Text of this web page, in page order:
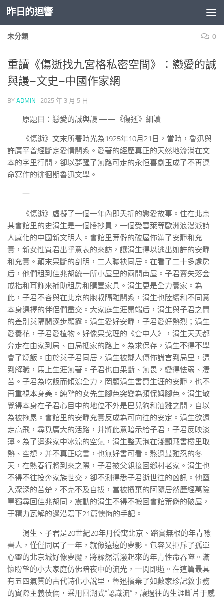
Skip to content
昨日的迴響
未分類 0
重讀《傷逝找九宮格私密空間》：戀愛的誠
與謾–文史–中國作家網
BY ADMIN · 2025 年 3 月 5 日
原題目：戀愛的誠與謾 ——《傷逝》細讀
《傷逝》文末所署時光為1925年10月21日，當時，魯迅與
許廣平曾經斷定愛情關系。愛著的經歷真正的天然地流淌在文
本的字里行間，卻以夢醒了無路可走的永恒喜劇玉成了不再遵
命寫作的徘徊期魯迅文學。
一
《傷逝》虛擬了一個一年內即夭折的戀愛故事。住在北京
某會館里的史涓生是一個謄抄員，一個受雪萊等歐洲浪漫派詩
人感化的中國新文明人。會館里荒僻的破屋佈滿了安靜和充
實，新女性質君出乎意表的來訪，讓涓生得以逃出如許的安靜
和充實。顛末果斷的剖明，二人聯袂同居。在看了二十多處房
后，他們租到佳兆胡統一所小屋里的兩間南屋。子君賣失落金
戒指和耳飾來補助租房和購置家具。涓生更是全力養家。為
此，子君不吝與在北京的胞叔隔離關系，涓生也陸續和不同意
本身選擇的伴侶們盡交。大家庭生涯開端后，涓生與子君之間
的差別與隔閡逐步顯露。涓生愛好安靜，子君愛好熱烈；涓生
愛養花，子君愛植物。好像果戈理的《套中人》，涓生天天都
奔走在由家到局、由局抵家的路上。為求保存，涓生不得不學
會了燒飯。由於與子君同居，涓生被鄰人傳佈謊言到局里，遭
到解職，馬上生涯無著。子君也由果斷、無畏，變得怯弱、凄
苦。子君為吃飯而傾瀉全力，罔顧涓生書齋生涯的安靜，也不
再重視本身美。純摯的女先生腳色突變為類保姆腳色。涓生敏
覺得本身在子君心目中的地位不外是巴兒狗和油雞之間，自以
為被拖累。會館里的安靜充實反成為可向往的安定。涓生欲遠
走高飛，尋覓廣大的活路，并將此意暗示給子君，子君反映淡
薄。為了迴避家中冰涼的空氣，涓生整天泡在淺顯藏書樓里取
熱、空想，并不真正唸書，也無好書可看。熬過最難忍的冬
天，在熱春行將到來之際，子君被父親接回鄉村老家。涓生也
不得不往投奔家族世交，卻不測得悉子君逝世往的凶訊。他墮
入深深的苦楚，不克不及自拔，當被擯棄的阿隨居然歷經萬險
單獨尋回佳兆胡同，震動的涓生不得不搬回會館荒僻的破屋，
于精力瓦解的邊沿寫下21篇懊悔的手記。
涓生、子君是20世紀20年月僑寓北京、踏實無根的年青唸
書人，僅僅同居了一年，就像遠遠的夢影。包容又拒斥了孤單
心靈的北京城好像夢魘，將驟然活潑起來的年青性命吞噬。滿
懷盼望的小大家庭仿佛暗夜中的流光，一閃即逝。在這篇最具
有五四氣質的古代詩化小說里，魯迅擯棄了如數家珍記敘事務
的實際主義伎倆，采用回溯式“認識流”，讓過往的生涯斷片于感